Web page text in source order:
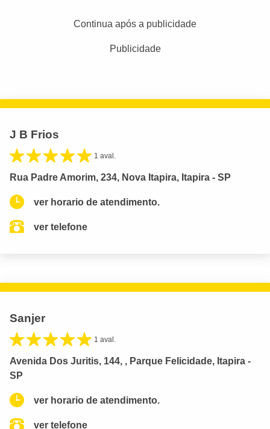
Continua após a publicidade
Publicidade
J B Frios
1 aval.
Rua Padre Amorim, 234, Nova Itapira, Itapira - SP
ver horario de atendimento.
ver telefone
Sanjer
1 aval.
Avenida Dos Juritis, 144, , Parque Felicidade, Itapira -
SP
ver horario de atendimento.
ver telefone